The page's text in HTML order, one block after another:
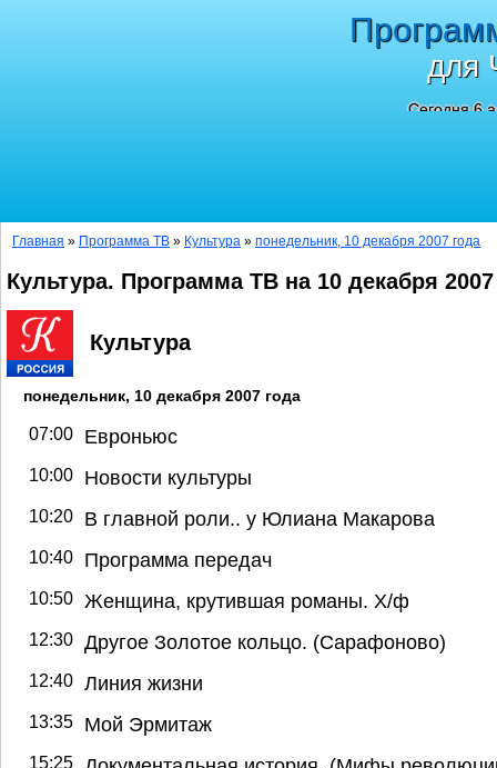
для
Сегодня 6
Главная » Программа ТВ » Культура » понедельник, 10 декабря 2007 года
Культура. Программа ТВ на 10 декабря 2007
Культура
понедельник, 10 декабря 2007 года
07:00 Евроньюс
10:00 Новости культуры
10:20 В главной роли.. у Юлиана Макарова
10:40 Программа передач
10:50 Женщина, крутившая романы. Х/ф
12:30 Другое Золотое кольцо. (Сарафоново)
12:40 Линия жизни
13:35 Мой Эрмитаж
15:25